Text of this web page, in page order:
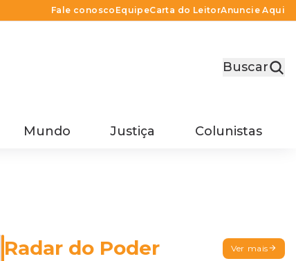
Fale conosco EquipeCarta do LeitorAnuncie Aqui
Buscar
Mundo Justiça Colunistas
Radar do Poder Ver mais